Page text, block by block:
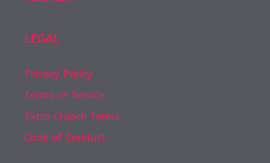
LEGAL
Privacy Policy
Terms of Service
Extra Crunch Terms
Code of Conduct